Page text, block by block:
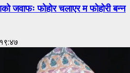
जवाफः फोहोर चलाएर म फोहोरी बन्न